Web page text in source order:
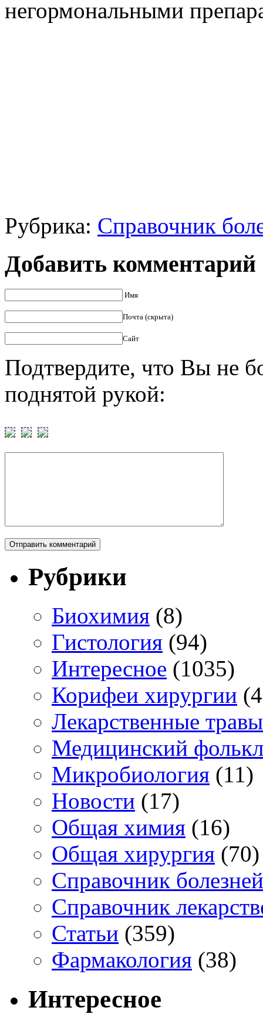
негормональными
Рубрика: Справочник
Добавить комментарий
Имя
Почта (скрыта)
Сайт
Подтвердите, что Вы не
поднятой рукой:
Рубрики
Биохимия (8)
Гистология (94)
Интересное (1035)
Корифеи хирургии
Лекарственные травы
Медицинский
Микробиология (11)
Новости (17)
Общая химия (16)
Общая хирургия (70)
Справочник болезней
Справочник
Статьи (359)
Фармакология (38)
Интересное